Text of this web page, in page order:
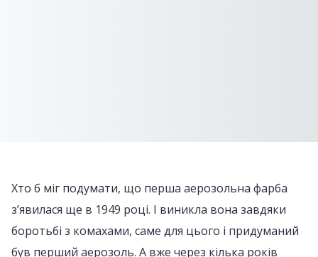
Хто б міг подумати, що перша аерозольна фарба
з’явилася ще в 1949 році. І виникла вона завдяки
боротьбі з комахами, саме для цього і придуманий
був перший аерозоль. А вже через кілька років